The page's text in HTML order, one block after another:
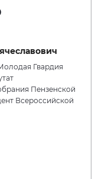
Гвардия
Пензенской
Всероссийской